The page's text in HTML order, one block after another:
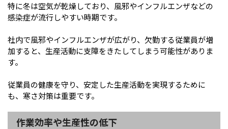
特に冬は空気が乾燥しており、風邪やインフルエンザなどの
感染症が流行しやすい時期です。
社内で風邪やインフルエンザが広がり、欠勤する従業員が増
加すると、生産活動に支障をきたしてしまう可能性がありま
す。
従業員の健康を守り、安定した生産活動を実現するために
も、寒さ対策は重要です。
作業効率や生産性の低下